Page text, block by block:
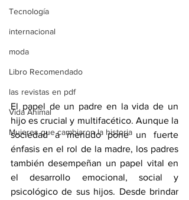
Tecnología
internacional
moda
Libro Recomendado
las revistas en pdf
Vida Animal
Mujeres que cambiaron la historia
El papel de un padre en la vida de un
hijo es crucial y multifacético. Aunque la
sociedad a menudo pone un fuerte
énfasis en el rol de la madre, los padres
también desempeñan un papel vital en
el desarrollo emocional, social y
psicológico de sus hijos. Desde brindar